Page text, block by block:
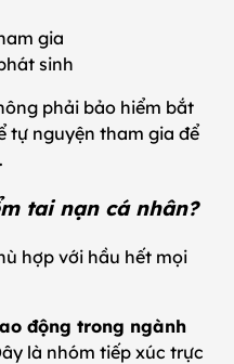
gia
sinh
phải bảo hiểm bắt
tự nguyện tham gia để
tai nạn cá nhân?
hợp với hầu hết mọi
động trong ngành
là nhóm tiếp xúc trực